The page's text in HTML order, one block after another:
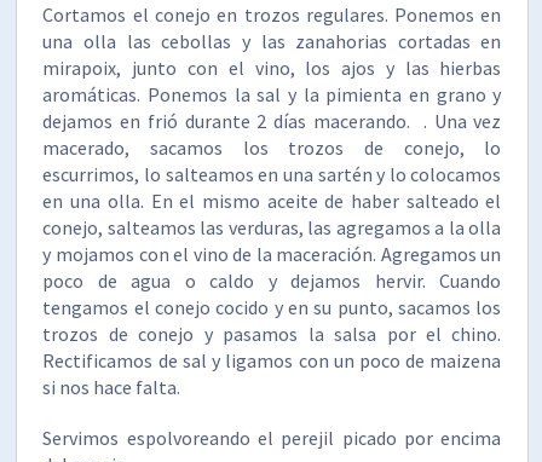
Cortamos el conejo en trozos regulares. Ponemos en
una olla las cebollas y las zanahorias cortadas en
mirapoix, junto con el vino, los ajos y las hierbas
aromáticas. Ponemos la sal y la pimienta en grano y
dejamos en frió durante 2 días macerando. . Una vez
macerado, sacamos los trozos de conejo, lo
escurrimos, lo salteamos en una sartén y lo colocamos
en una olla. En el mismo aceite de haber salteado el
conejo, salteamos las verduras, las agregamos a la olla
y mojamos con el vino de la maceración. Agregamos un
poco de agua o caldo y dejamos hervir. Cuando
tengamos el conejo cocido y en su punto, sacamos los
trozos de conejo y pasamos la salsa por el chino.
Rectificamos de sal y ligamos con un poco de maizena
si nos hace falta.
Servimos espolvoreando el perejil picado por encima